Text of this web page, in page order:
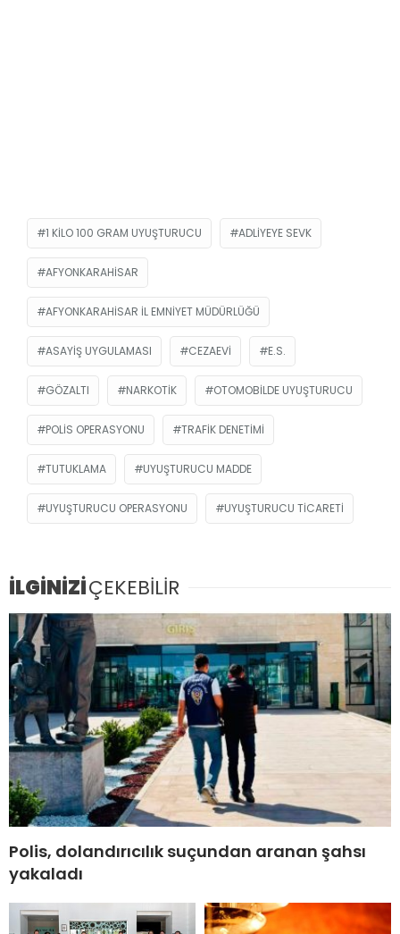
1 KILO 100 GRAM UYUŞTURUCU ADLIYEYE SEVK
AFYONKARAHISAR
AFYONKARAHISAR İL EMNIYET MÜDÜRLÜĞÜ
ASAYIŞ UYGULAMASI CEZAEVI E.S.
GÖZALTI NARKOTIK OTOMOBILDE UYUŞTURUCU
POLIS OPERASYONU TRAFIK DENETIMI
TUTUKLAMA UYUŞTURUCU MADDE
UYUŞTURUCU OPERASYONU UYUŞTURUCU TICARETI
İLGİNİZİÇEKEBİLİR
Polis, dolandırıcılık suçundan aranan şahsı
yakaladı